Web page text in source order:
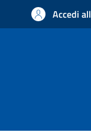
Accedi